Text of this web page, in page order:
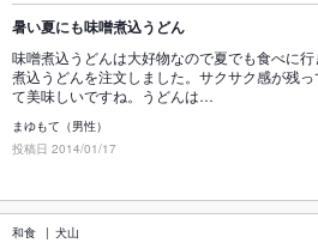
暑い夏にも味噌煮込うどん
味噌煮込うどんは大好物なので夏でも食べに
煮込うどんを注文しました。サクサク感が残
て美味しいですね。うどんは…
まゆもて（男性）
投稿日 2014/01/17
和食 犬山